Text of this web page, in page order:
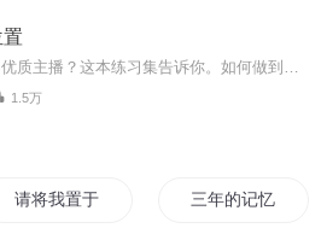
1.5万
请将我置于你心里 三年的记忆重置